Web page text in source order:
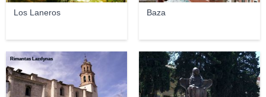
Los Laneros Baza
Rimantas Lazdynas Ramonbaza